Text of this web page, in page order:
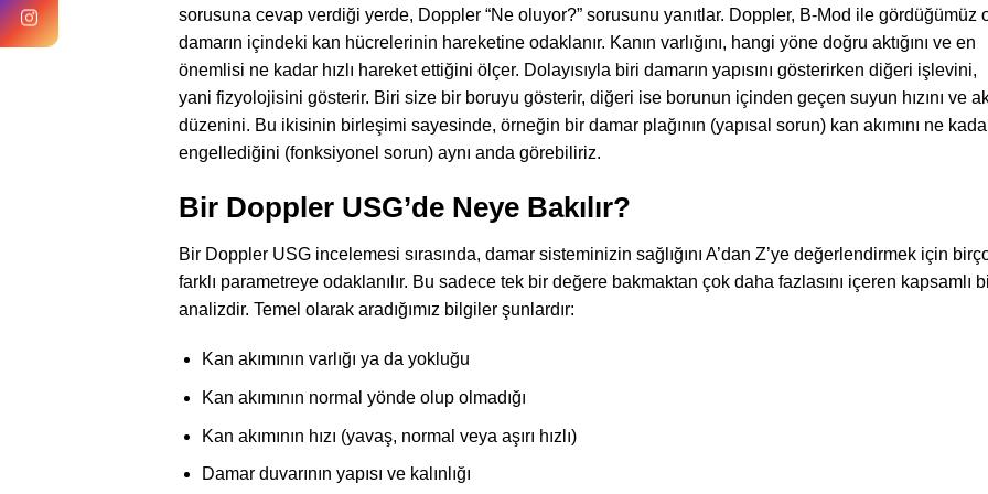
sorusuna cevap verdiği yerde, Doppler “Ne oluyor?” sorusunu yanıtlar. Doppler, B-Mod ile gördüğümüz
damarın içindeki kan hücrelerinin hareketine odaklanır. Kanın varlığını, hangi yöne doğru aktığını ve en
önemlisi ne kadar hızlı hareket ettiğini ölçer. Dolayısıyla biri damarın yapısını gösterirken diğeri işlevini,
yani fizyolojisini gösterir. Biri size bir boruyu gösterir, diğeri ise borunun içinden geçen suyun hızını ve
düzenini. Bu ikisinin birleşimi sayesinde, örneğin bir damar plağının (yapısal sorun) kan akımını ne
engellediğini (fonksiyonel sorun) aynı anda görebiliriz.
Bir Doppler USG’de Neye Bakılır?
Bir Doppler USG incelemesi sırasında, damar sisteminizin sağlığını A’dan Z’ye değerlendirmek için
farklı parametreye odaklanılır. Bu sadece tek bir değere bakmaktan çok daha fazlasını içeren kapsamlı
analizdir. Temel olarak aradığımız bilgiler şunlardır:
Kan akımının varlığı ya da yokluğu
Kan akımının normal yönde olup olmadığı
Kan akımının hızı (yavaş, normal veya aşırı hızlı)
Damar duvarının yapısı ve kalınlığı